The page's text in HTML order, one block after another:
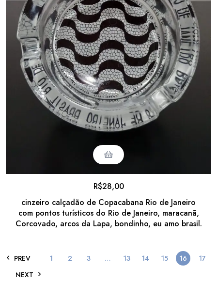
cinzeiro calçadão de Copacabana Rio de Janeiro
com pontos turísticos do Rio de Janeiro, maracanã,
Corcovado, arcos da Lapa, bondinho, eu amo brasil.
R$28,00
PREV 1 2 3 … 13 14 15 16
17
NEXT